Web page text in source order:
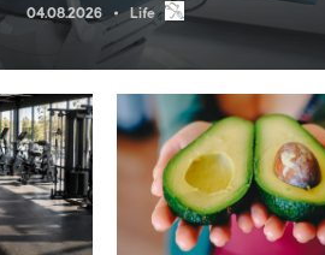
04.08.2026 Life